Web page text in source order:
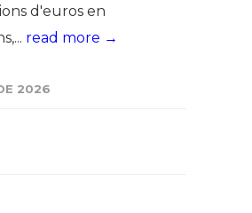
d'euros en
read more →
2026